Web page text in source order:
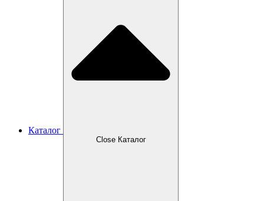
Каталог
Close Каталог